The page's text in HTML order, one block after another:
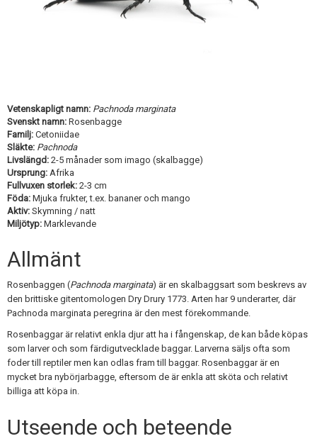
Vetenskapligt namn: Pachnoda marginata
Svenskt namn: Rosenbagge
Familj: Cetoniidae
Släkte: Pachnoda
Livslängd: 2-5 månader som imago (skalbagge)
Ursprung: Afrika
Fullvuxen storlek: 2-3 cm
Föda: Mjuka frukter, t.ex. bananer och mango
Aktiv: Skymning / natt
Miljötyp: Marklevande
Allmänt
Rosenbaggen (Pachnoda marginata) är en skalbaggsart som beskrevs av
den brittiske gitentomologen Dry Drury 1773. Arten har 9 underarter, där
Pachnoda marginata peregrina är den mest förekommande.
Rosenbaggar är relativt enkla djur att ha i fångenskap, de kan både köpas
som larver och som färdigutvecklade baggar. Larverna säljs ofta som
foder till reptiler men kan odlas fram till baggar. Rosenbaggar är en
mycket bra nybörjarbagge, eftersom de är enkla att sköta och relativt
billiga att köpa in.
Utseende och beteende